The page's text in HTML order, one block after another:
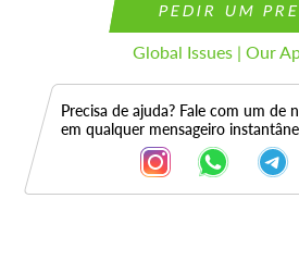
PEDIR UM
Global Issues | Our
Precisa de ajuda? Fale com um de
em qualquer mensageiro